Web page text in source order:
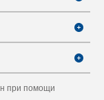
при помощи